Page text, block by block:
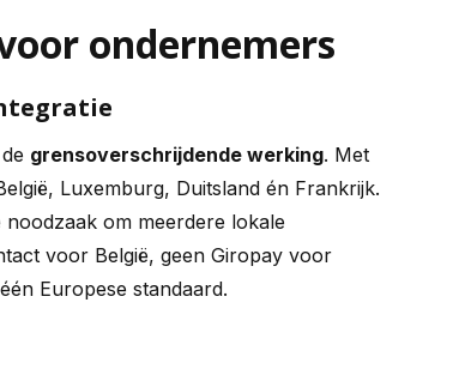
ondernemers
grensoverschrijdende werking. Met
Luxemburg, Duitsland én Frankrijk.
om meerdere lokale
voor België, geen Giropay voor
Europese standaard.